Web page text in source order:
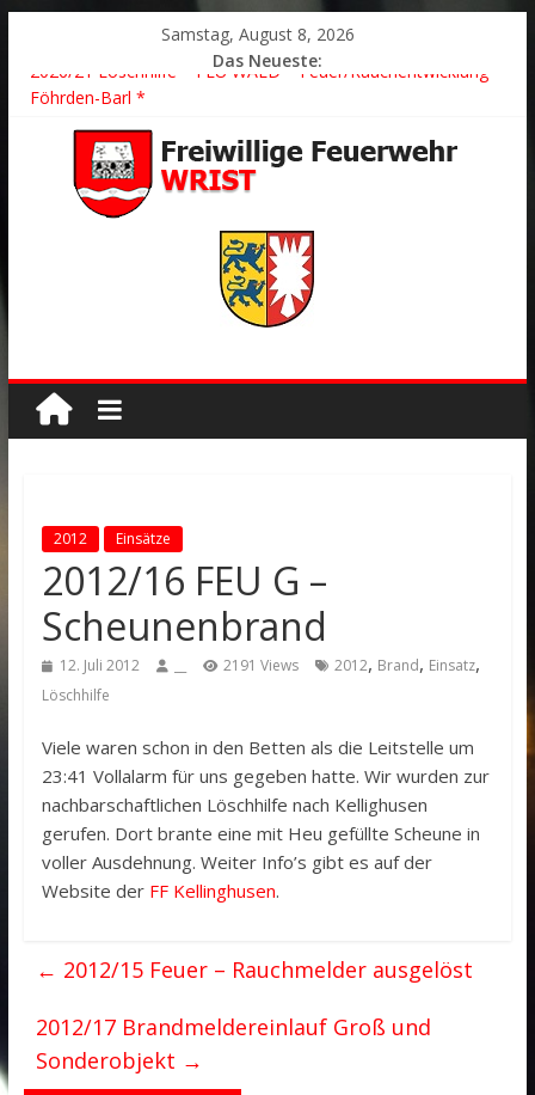
Samstag, August 8, 2026
Das Neueste:
2026/21 Löschhilfe * FEU WALD * Feuer/Rauchentwicklung *
Föhrden-Barl *
2026/24 * TH G Y * PKW überschlagen *
2026/23 TH K Y * Person in festsitzendem Aufzug *
2026/22 TH Y * VU * 1 Person klemmt * Hingstheide
Der schönste Einsatz des Jahres 2026
2012 Einsätze
2012/16 FEU G –
Scheunenbrand
12. Juli 2012 2191 Views 2012, Brand, Einsatz,
Löschhilfe
Viele waren schon in den Betten als die Leitstelle um
23:41 Vollalarm für uns gegeben hatte. Wir wurden zur
nachbarschaftlichen Löschhilfe nach Kellighusen
gerufen. Dort brante eine mit Heu gefüllte Scheune in
voller Ausdehnung. Weiter Info’s gibt es auf der
Website derFF Kellinghusen.
← 2012/15 Feuer – Rauchmelder ausgelöst
2012/17 Brandmeldereinlauf Groß und
Sonderobjekt →